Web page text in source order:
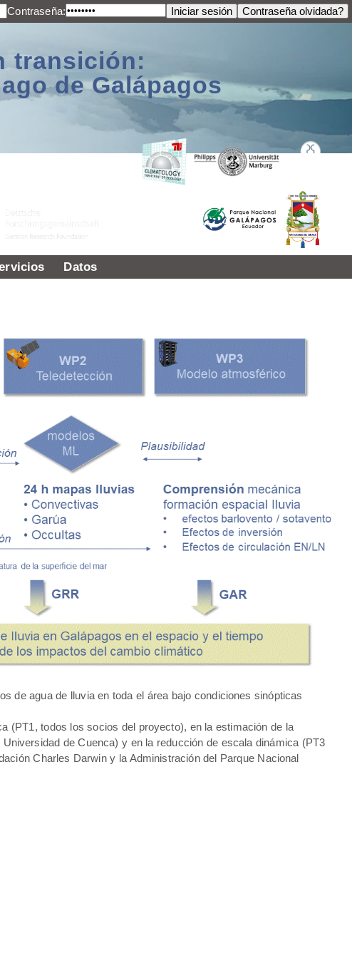
Contraseña:
transición:
de Galápagos
Datos
de agua de lluvia en toda el área bajo condiciones sinópticas
(PT1, todos los socios del proyecto), en la estimación de la
de Cuenca) y en la reducción de escala dinámica (PT3
Charles Darwin y la Administración del Parque Nacional